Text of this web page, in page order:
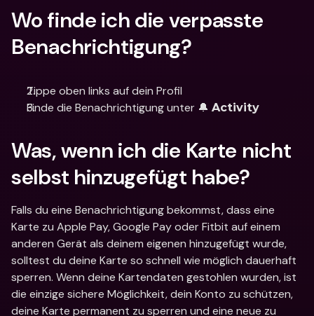
Wo finde ich die verpasste
Benachrichtigung?
Tippe oben links auf dein Profil
Finde die Benachrichtigung unter 🔔 Activity
Was, wenn ich die Karte nicht
selbst hinzugefügt habe?
Falls du eine Benachrichtigung bekommst, dass eine
Karte zu Apple Pay, Google Pay oder Fitbit auf einem
anderen Gerät als deinem eigenen hinzugefügt wurde,
solltest du deine Karte so schnell wie möglich dauerhaft
sperren. Wenn deine Kartendaten gestohlen wurden, ist
die einzige sichere Möglichkeit, dein Konto zu schützen,
deine Karte permanent zu sperren und eine neue zu